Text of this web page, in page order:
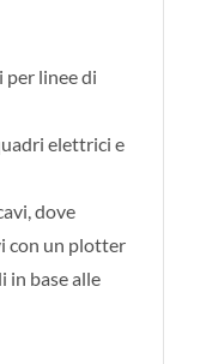
per linee di
elettrici e
dove
con un plotter
in base alle